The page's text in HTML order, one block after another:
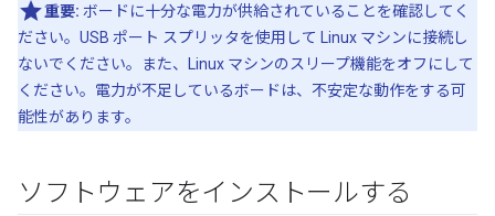
重要: ボードに十分な電力が供給されていることを確認してく
ださい。USB ポート スプリッタを使用して Linux マシンに接続し
ないでください。また、Linux マシンのスリープ機能をオフにして
ください。電力が不足しているボードは、不安定な動作をする可
能性があります。
ソフトウェアをインストールする